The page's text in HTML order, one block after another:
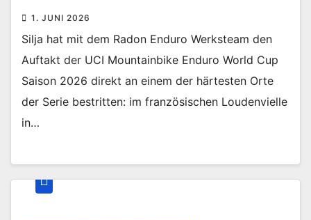
1. JUNI 2026
Silja hat mit dem Radon Enduro Werksteam den
Auftakt der UCI Mountainbike Enduro World Cup
Saison 2026 direkt an einem der härtesten Orte
der Serie bestritten: im französischen Loudenvielle
in…